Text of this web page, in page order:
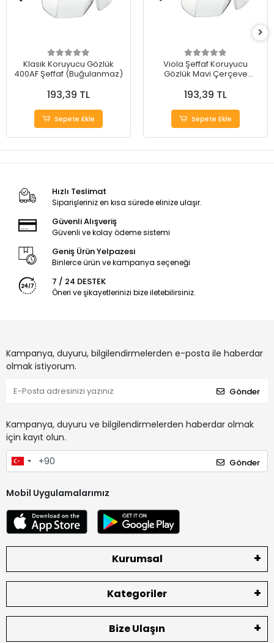
Klasik Koruyucu Gözlük
400AF Şeffaf (Buğulanmaz)
193,39 TL
Sepete Ekle
Viola Şeffaf Koruyucu
Gözlük Mavi Çerçeve
193,39 TL
Sepete Ekle
Hızlı Teslimat
Siparişleriniz en kısa sürede elinize ulaşır.
Güvenli Alışveriş
Güvenli ve kolay ödeme sistemi
Geniş Ürün Yelpazesi
Binlerce ürün ve kampanya seçeneği
7 / 24 DESTEK
Öneri ve şikayetlerinizi bize iletebilirsiniz.
Kampanya, duyuru, bilgilendirmelerden e-posta ile haberdar
olmak istiyorum.
Gönder
Kampanya, duyuru ve bilgilendirmelerden haberdar olmak
için kayıt olun.
Gönder
Mobil Uygulamalarımız
Kurumsal
Kategoriler
Bize Ulaşın